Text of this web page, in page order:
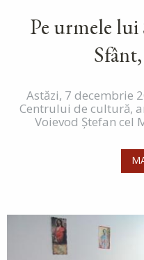
Pe urmele lui
Astăzi, 7 decembrie
Centrului de cultură,
Voievod Ștefan cel